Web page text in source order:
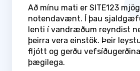
Að mínu mati er SITE123 mjög
notendavænt. Í þau
lenti í vandræðum reyndist
þeirra vera einstök. Þeir
fljótt og gerðu
þægilega.